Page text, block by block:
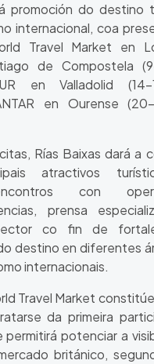
promoción do destino
internacional, coa
Travel Market en
de Compostela
en Valladolid
en Ourense
Rías Baixas dará a
atractivos
con
prensa
co fin de
destino en diferentes
internacionais.
Travel Market
da primeira
potenciar a
británico,